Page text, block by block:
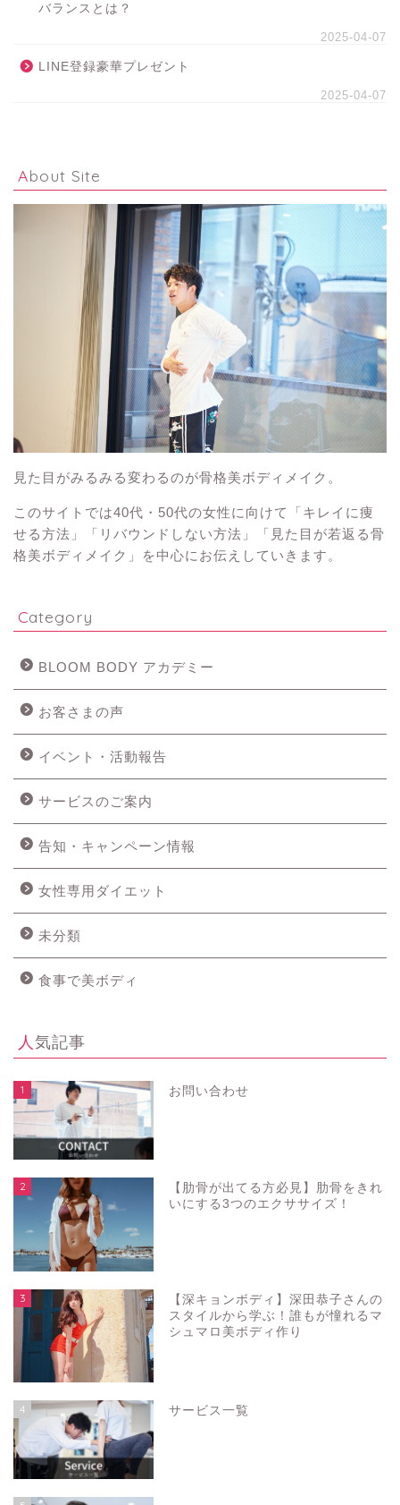
バランスとは？
2025-04-07
LINE登録豪華プレゼント
2025-04-07
About Site
見た目がみるみる変わるのが骨格美ボディメイク。
このサイトでは40代・50代の女性に向けて「キレイに痩
せる方法」「リバウンドしない方法」「見た目が若返る骨
格美ボディメイク」を中心にお伝えしていきます。
Category
BLOOM BODY アカデミー
お客さまの声
イベント・活動報告
サービスのご案内
告知・キャンペーン情報
女性専用ダイエット
未分類
食事で美ボディ
人気記事
1 お問い合わせ
2
【肋骨が出てる方必見】肋骨をきれ
いにする3つのエクササイズ！
3
【深キョンボディ】深田恭子さんの
スタイルから学ぶ！誰もが憧れるマ
シュマロ美ボディ作り
4 サービス一覧